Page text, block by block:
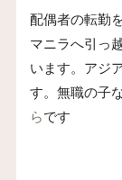
配偶者の転勤
マニラへ引っ
います。アジ
す。無職の子
らです